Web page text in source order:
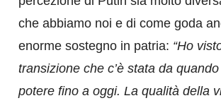
che abbiamo noi e di come goda
enorme sostegno in patria: “Ho
transizione che c’è stata da
potere fino a oggi. La qualità della